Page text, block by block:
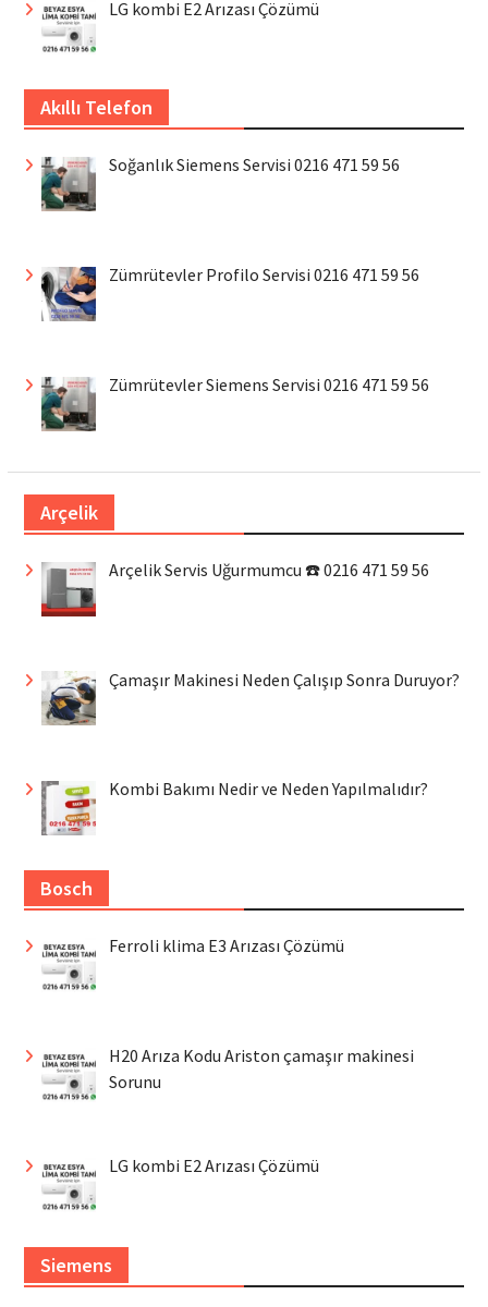
LG kombi E2 Arızası Çözümü
Akıllı Telefon
Soğanlık Siemens Servisi 0216 471 59 56
Zümrütevler Profilo Servisi 0216 471 59 56
Zümrütevler Siemens Servisi 0216 471 59 56
Arçelik
Arçelik Servis Uğurmumcu ☎️ 0216 471 59 56
Çamaşır Makinesi Neden Çalışıp Sonra Duruyor?
Kombi Bakımı Nedir ve Neden Yapılmalıdır?
Bosch
Ferroli klima E3 Arızası Çözümü
H20 Arıza Kodu Ariston çamaşır makinesi
Sorunu
LG kombi E2 Arızası Çözümü
Siemens